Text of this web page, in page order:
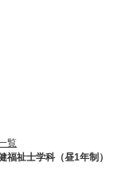
覧
福祉士学科（昼1年制）